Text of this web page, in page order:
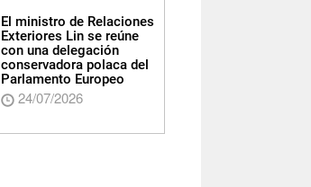
El ministro de Relaciones
Exteriores Lin se reúne
con una delegación
conservadora polaca del
Parlamento Europeo
24/07/2026